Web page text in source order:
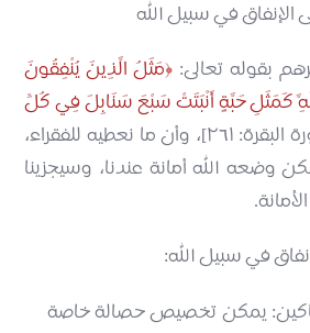
الإنفاق في سبيل الله
بقوله تعالى: مَثَلُ الَّذِينَ يُنْفِقُونَ
كَمَثَلِ حَبَّةٍ أَنْبَتَتْ سَبْعَ سَنَابِلَ فِي كُلِّ
[سورة البقرة: ٢٦١]، وأن ما نعطيه للفقراء،
وضعه الله أمانة عندنا، وسيجزينا
في سبيل الله:
يمكن تخصيص حصالة خاصة